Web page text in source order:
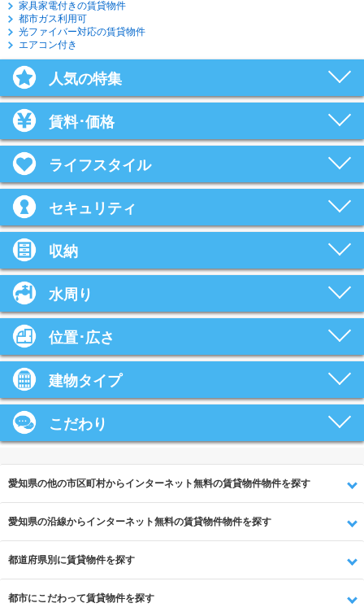
家具家電付きの賃貸物件
都市ガス利用可
光ファイバー対応の賃貸物件
エアコン付き
人気の特集
賃料･価格
ライフスタイル
セキュリティ
収納
水周り
位置･広さ
建物タイプ
こだわり
愛知県の他の市区町村からインターネット無料の賃貸物件物件を探す
愛知県の沿線からインターネット無料の賃貸物件物件を探す
都道府県別に賃貸物件を探す
都市にこだわって賃貸物件を探す